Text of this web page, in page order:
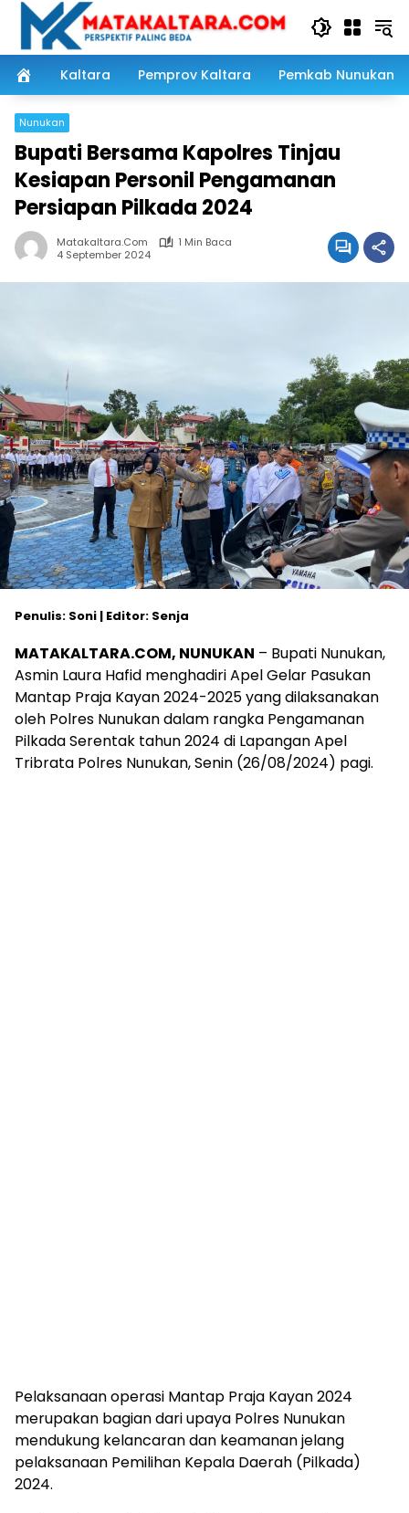
Langsung
konten
Kaltara
Pemprov Kaltara Pemkab Nunukan
Nunukan
Bupati Bersama Kapolres Tinjau
Kesiapan Personil Pengamanan
Persiapan Pilkada 2024
Matakaltara.com
1 Min Baca
4 September 2024
Penulis: Soni | Editor: Senja
MATAKALTARA.COM, NUNUKAN – Bupati Nunukan,
Asmin Laura Hafid menghadiri Apel Gelar Pasukan
Mantap Praja Kayan 2024-2025 yang dilaksanakan
oleh Polres Nunukan dalam rangka Pengamanan
Pilkada Serentak tahun 2024 di Lapangan Apel
Tribrata Polres Nunukan, Senin (26/08/2024) pagi.
Pelaksanaan operasi Mantap Praja Kayan 2024
merupakan bagian dari upaya Polres Nunukan
mendukung kelancaran dan keamanan jelang
pelaksanaan Pemilihan Kepala Daerah (Pilkada)
2024.